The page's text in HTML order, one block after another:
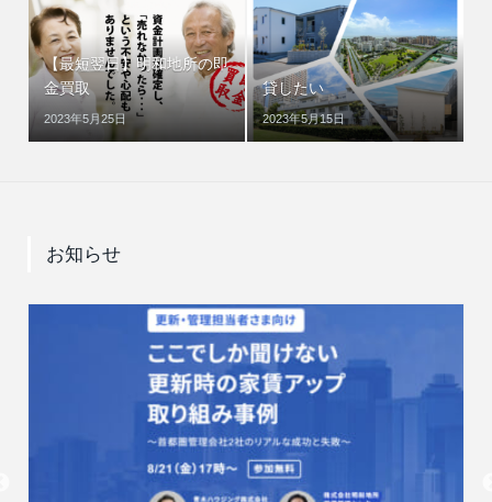
【最短翌日】明和地所の即
金買取
2023年5月25日
貸したい
2023年5月15日
お知らせ